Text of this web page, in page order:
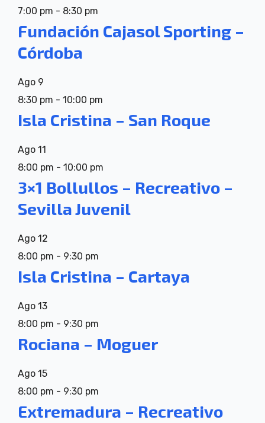
7:00 pm - 8:30 pm
Fundación Cajasol Sporting –
Córdoba
Ago 9
8:30 pm - 10:00 pm
Isla Cristina – San Roque
Ago 11
8:00 pm - 10:00 pm
3×1 Bollullos – Recreativo –
Sevilla Juvenil
Ago 12
8:00 pm - 9:30 pm
Isla Cristina – Cartaya
Ago 13
8:00 pm - 9:30 pm
Rociana – Moguer
Ago 15
8:00 pm - 9:30 pm
Extremadura – Recreativo